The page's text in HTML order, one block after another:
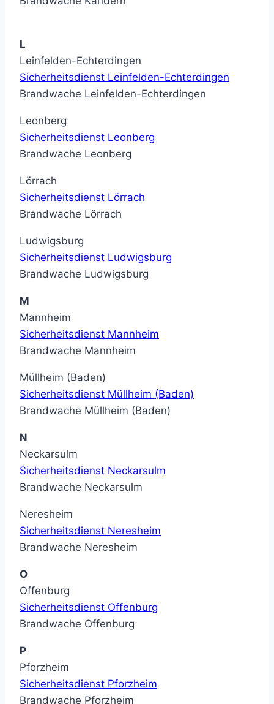
L
Leinfelden-Echterdingen
Sicherheitsdienst Leinfelden-Echterdingen
Brandwache Leinfelden-Echterdingen
Leonberg
Sicherheitsdienst Leonberg
Brandwache Leonberg
Lörrach
Sicherheitsdienst Lörrach
Brandwache Lörrach
Ludwigsburg
Sicherheitsdienst Ludwigsburg
Brandwache Ludwigsburg
M
Mannheim
Sicherheitsdienst Mannheim
Brandwache Mannheim
Müllheim (Baden)
Sicherheitsdienst Müllheim (Baden)
Brandwache Müllheim (Baden)
N
Neckarsulm
Sicherheitsdienst Neckarsulm
Brandwache Neckarsulm
Neresheim
Sicherheitsdienst Neresheim
Brandwache Neresheim
O
Offenburg
Sicherheitsdienst Offenburg
Brandwache Offenburg
P
Pforzheim
Sicherheitsdienst Pforzheim
Brandwache Pforzheim